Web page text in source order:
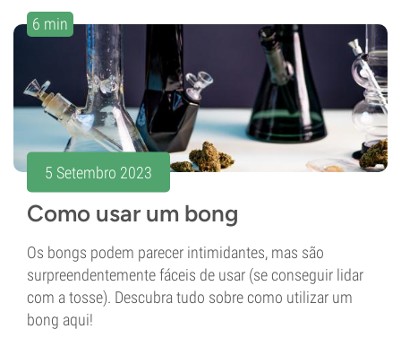
6 min
5 Setembro 2023
Como usar um bong
Os bongs podem parecer intimidantes, mas são
surpreendentemente fáceis de usar (se conseguir lidar
com a tosse). Descubra tudo sobre como utilizar um
bong aqui!